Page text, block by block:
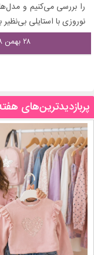
را بررسی می‌کنیم و
نوروزی با استایلی
۲۸ بهمن ۱۳۹۸ - ۰۹:۴۹
پربازدیدترین‌های